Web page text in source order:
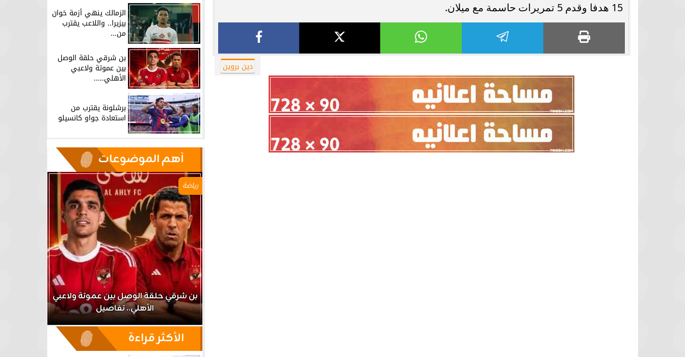
15 هدفا وقدم 5 تمريرات حاسمة مع ميلان.
دين بروين
الزمالك ينهي أزمة خوان
بيزيرا.. واللاعب يقترب
من...
بن شرقي حلقة الوصل
بين عموتة ولاعبي
الأهلي.....
برشلونة يقترب من
استعادة جواو كانسيلو
آهم الموضوعات
رياضة
بن شرقي حلقة الوصل بين عموتة ولاعبي
الأهلي.. تفاصيل
الأكثر قراءة